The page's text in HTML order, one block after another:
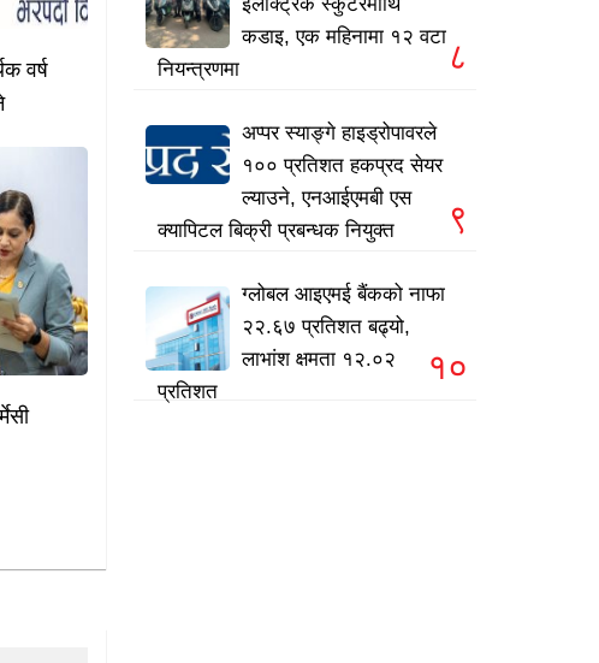
वर्ष
कडाइ, एक महिनामा १२ वटा
नियन्त्रणमा
८
अप्पर स्याङ्गे हाइड्रोपावरले
१०० प्रतिशत हकप्रद सेयर
ल्याउने, एनआईएमबी एस
क्यापिटल बिक्री प्रबन्धक नियुक्त
९
ग्लोबल आइएमई बैंकको नाफा
२२.६७ प्रतिशत बढ्यो,
लाभांश क्षमता १२.०२
प्रतिशत
१०